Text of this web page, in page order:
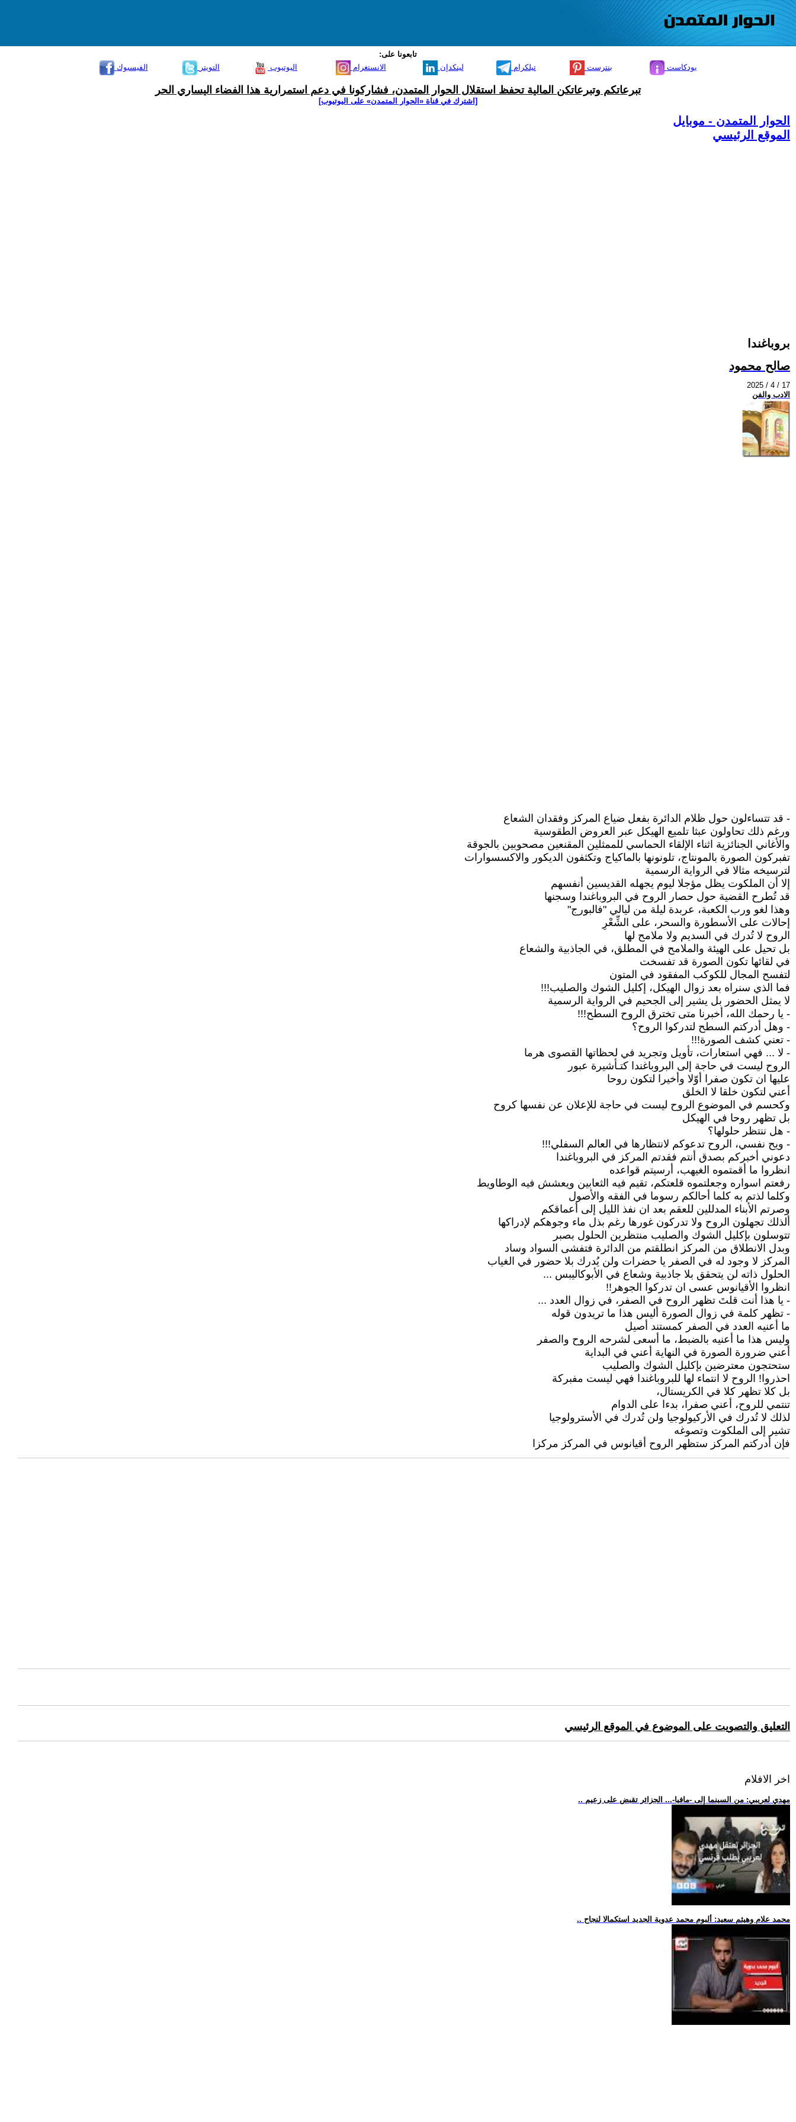
تابعونا على:
الفيسبوك
التويتر اليوتيوب الانستغرام لينكدإن تيلكرام بنترست بودكاست
تبرعاتكم وتبرعاتكن المالية تحفظ استقلال الحوار المتمدن، فشاركونا في دعم استمرارية هذا الفضاء اليساري الحر
[اشترك في قناة ‫«الحوار المتمدن» على اليوتيوب]
الحوار المتمدن - موبايل
الموقع الرئيسي
بروباغندا
صالح محمود
2025 / 4 / 17
الادب والفن
- قد تتساءلون حول ظلام الدائرة بفعل ضياع المركز وفقدان الشعاع
ورغم ذلك تحاولون عبثا تلميع الهيكل عبر العروض الطقوسية
والأغاني الجنائزية اثناء الإلقاء الحماسي للممثلين المقنعين مصحوبين بالجوقة
تفبركون الصورة بالمونتاج، تلونونها بالماكياج وتكثفون الديكور والاكسسوارات
لترسيخه مثالا في الرواية الرسمية
إلا أن الملكوت يظل مؤجلا ليوم يجهله القديسين أنفسهم
قد تُطرح القضية حول حصار الروح في البروباغندا وسجنها
وهذا لغو ورب الكعبة، عربدة ليلة من ليالي "فالبورج"
إحالات على الأسطورة والسحر، على الشِّعْرِ
الروح لا تُدرك في السديم ولا ملامح لها
بل تحيل على الهيئة والملامح في المطلق، في الجاذبية والشعاع
في لقائها تكون الصورة قد تفسخت
لتفسح المجال للكوكب المفقود في المتون
فما الذي سنراه بعد زوال الهيكل، إكليل الشوك والصليب!!!
لا يمثل الحضور بل يشير إلى الجحيم في الرواية الرسمية
- يا رحمك الله، أخبرنا متى تخترق الروح السطح!!!
- وهل أدركتم السطح لتدركوا الروح؟
- تعني كشف الصورة!!!
- لا ... فهي استعارات، تأويل وتجريد في لحظاتها القصوى هرما
الروح ليست في حاجة إلى البروباغندا كتـأشيرة عبور
عليها ان تكون صفرا أوّلا وأخيرا لتكون روحا
أعني لتكون خلقا لا الخلق
وكحسم في الموضوع الروح ليست في حاجة للإعلان عن نفسها كروح
بل تظهر روحا في الهيكل
- هل ننتظر حلولها؟
- ويح نفسي، الروح تدعوكم لانتظارها في العالم السفلي!!!
دعوني أخبركم بصدق أنتم فقدتم المركز في البروباغندا
انظروا ما أقمتموه الغيهب، أرسيتم قواعده
رفعتم اسواره وجعلتموه قلعتكم، تقيم فيه الثعابين ويعشش فيه الوطاويط
وكلما لذتم به كلما أحالكم رسوما في الفقه والأصول
وصرتم الأبناء المدللين للعقم بعد ان نفذ الليل إلى أعماقكم
ألذلك تجهلون الروح ولا تدركون غورها رغم بذل ماء وجوهكم لإدراكها
تتوسلون بإكليل الشوك والصليب منتظرين الحلول بصبر
وبدل الانطلاق من المركز انطلقتم من الدائرة فتفشى السواد وساد
المركز لا وجود له في الصفر يا حضرات ولن يُدرك بلا حضور في الغياب
الحلول ذاته لن يتحقق بلا جاذبية وشعاع في الأبوكاليبس ...
انظروا الأقيانوس عسى ان تدركوا الجوهر!!
- يا هذا أنت قلتَ تظهر الروح في الصفر، في زوال العدد ...
- تظهر كلمة في زوال الصورة أليس هذا ما تريدون قوله
ما أعنيه العدد في الصفر كمستند أصيل
وليس هذا ما أعنيه بالضبط، ما أسعى لشرحه الروح والصفر
أعني ضرورة الصورة في النهاية أعني في البداية
ستحتجون معترضين بإكليل الشوك والصليب
احذروا! الروح لا انتماء لها للبروباغندا فهي ليست مفبركة
بل كلا تظهر كلا في الكريستال،
تنتمي للروح، أعني صفرا، بدءا على الدوام
لذلك لا تُدرك في الأركيولوجيا ولن تُدرك في الأسترولوجيا
تشير إلى الملكوت وتصوغه
فإن أدركتم المركز ستظهر الروح أقيانوس في المركز مركزا
التعليق والتصويت على الموضوع في الموقع الرئيسي
اخر الافلام
.. مهدي لعريبي: من السينما إلى -مافيا-... الجزائر تقبض على زعيم
.. محمد علام وهيثم سعيد: ألبوم محمد عدوية الجديد استكمالا لنجاح